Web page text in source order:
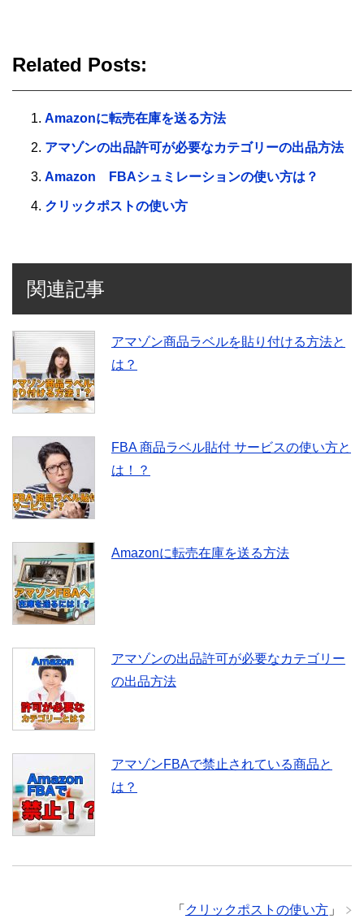
Related Posts:
Amazonに転売在庫を送る方法
アマゾンの出品許可が必要なカテゴリーの出品方法
Amazon FBAシュミレーションの使い方は？
クリックポストの使い方
関連記事
アマゾン商品ラベルを貼り付ける方法と
は？
FBA 商品ラベル貼付 サービスの使い方と
は！？
Amazonに転売在庫を送る方法
アマゾンの出品許可が必要なカテゴリー
の出品方法
アマゾンFBAで禁止されている商品と
は？
「 クリックポストの使い方 」